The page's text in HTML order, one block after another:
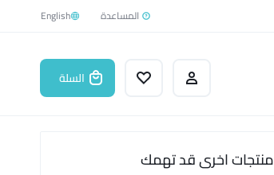
English
السلة
منتجات اخرى قد تهمك